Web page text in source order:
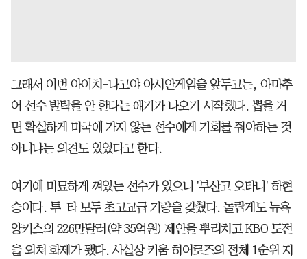
그래서 이번 아이치-나고야 아시안게임을 앞두고는, 아마추
어 선수 발탁을 안 한다는 얘기가 나오기 시작했다. 뽑을 거
면 확실하게 미국에 가지 않는 선수에게 기회를 줘야하는 것
아니냐는 의견도 있었다고 한다.
여기에 미묘하게 껴있는 선수가 있으니 '부산고 오타니' 하현
승이다. 투-타 모두 초고교급 기량을 갖췄다. 놀랍게도 뉴욕
양키스의 226만달러(약 35억원) 제안을 뿌리치고 KBO 도전
을 외쳐 화제가 됐다. 사실상 키움 히어로즈의 전체 1순위 지